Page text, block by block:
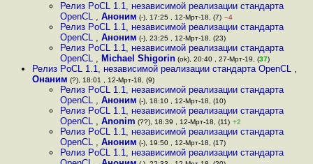
Релиз PoCL 1.1, независимой реализации стандарта
OpenCL , Аноним (-), 17:25 , 12-Мрт-18, (7) –4
Релиз PoCL 1.1, независимой реализации стандарта
OpenCL , Аноним (-), 23:25 , 12-Мрт-18, (23)
Релиз PoCL 1.1, независимой реализации стандарта
OpenCL , Michael Shigorin (ok), 20:40 , 27-Мрт-19, (37)
Релиз PoCL 1.1, независимой реализации стандарта OpenCL ,
Онаним (?), 18:01 , 12-Мрт-18, (9)
Релиз PoCL 1.1, независимой реализации стандарта
OpenCL , Аноним (-), 18:10 , 12-Мрт-18, (10)
Релиз PoCL 1.1, независимой реализации стандарта
OpenCL , Anonim (??), 18:39 , 12-Мрт-18, (11) +2
Релиз PoCL 1.1, независимой реализации стандарта
OpenCL , Аноним (-), 19:50 , 12-Мрт-18, (17)
Релиз PoCL 1.1, независимой реализации стандарта